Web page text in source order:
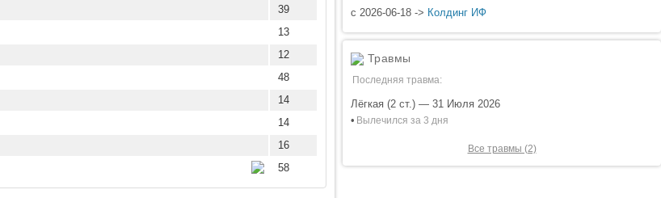
39
13
12
48
14
14
16
58
с 2026-06-18 -> Колдинг ИФ
Травмы
Последняя травма:
Лёгкая (2 ст.) — 31 Июля 2026
• Вылечился за 3 дня
Все травмы (2)